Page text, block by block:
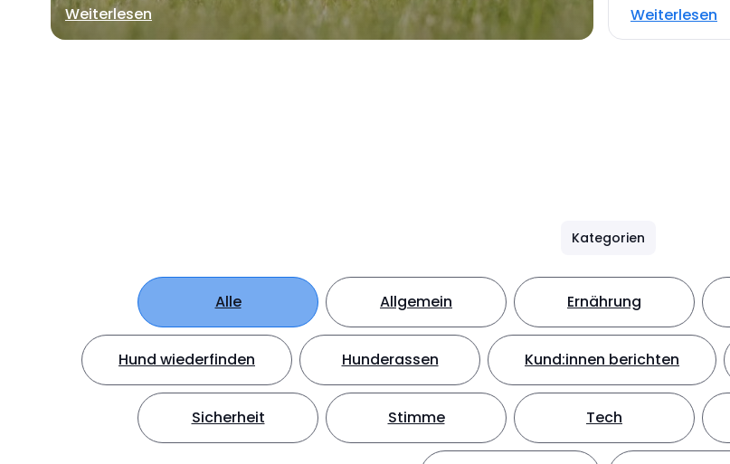
Weiterlesen
Weiterlesen
Kategorien
Alle Allgemein Ernährung
Hund wiederfinden Hunderassen Kund:innen berichten
Sicherheit Stimme Tech